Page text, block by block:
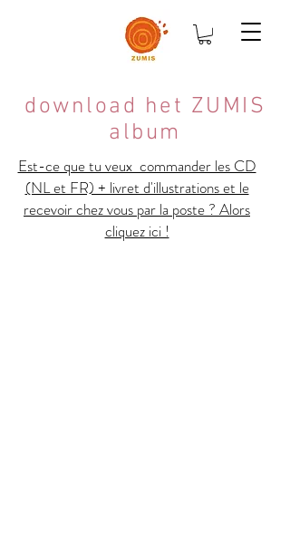
download het ZUMIS
album
Est-ce que tu veux commander les CD
(NL et FR) + livret d'illustrations et le
recevoir chez vous par la poste ? Alors
cliquez ici !